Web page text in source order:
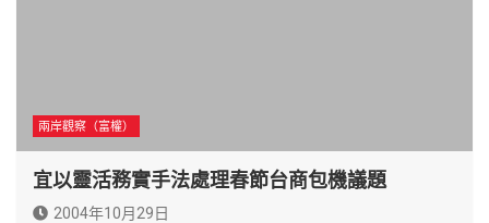
兩岸觀察（富權）
宜以靈活務實手法處理春節台商包機議題
2004年10月29日